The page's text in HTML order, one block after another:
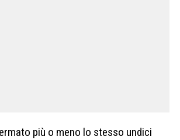
più o meno lo stesso undici